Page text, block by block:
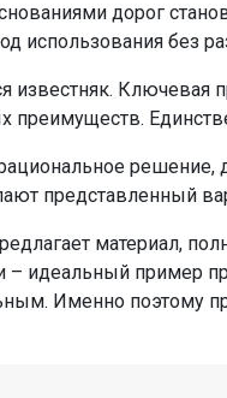
дорог
использования без
известняк. Ключевая
преимуществ.
решение,
представленный
материал,
– идеальный пример
Именно поэтому